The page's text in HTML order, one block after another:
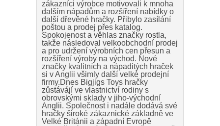
zákazníci výrobce motivovali k mnoha
dalším nápadům a rozšíření nabídky o
další dřevěné hračky. Přibylo zasílání
poštou a prodej přes katalog.
Spokojenost a věhlas značky rostla,
takže následoval velkoobchodní prodej
a pro udržení výrobních cen přesun a
rozšíření výroby na východ. Nové
značky kvalitních a nápaditých hraček
si v Anglii všimly další velké prodejní
firmy.Dnes Bigjigs Toys hračky
zůstávájí ve vlastnictví rodiny s
obrovskými sklady v jiho-východní
Anglii. Společnost i nadále dodává své
hračky široké zákaznické základně ve
Velké Británii a západní Evropě